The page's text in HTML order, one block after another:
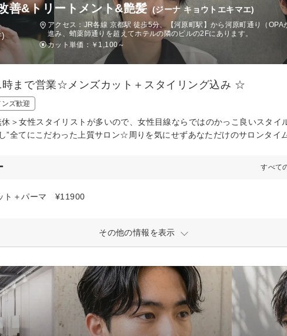
善&トリートメント&艶髪 (ジーナ キョウトエキマエ)
)
アクセス：JR各線 京都駅 徒歩5分、【河原町駅】から河原町通り（OPA
進み、蛸薬師通りを超えてホテルの隣のビルの2Fにあります。
カット単価： ￥1,100～
まで営業☆メンズカット＋スタイリング込み ☆
ンズ歓迎
＞女性スタイリストが多いので、女性目線ならではのかっこ良いスタイ
”全てにこだわった上質サロン☆周りを気にせずあなただけのサロンタイ
すべて
ト＋パーマ ¥11900
その他の情報を表示